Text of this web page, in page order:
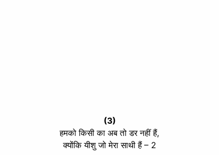
(3)
हमको किसी का अब तो डर नहीं हैं,
क्योंकि यीशु जो मेरा साथी हैं – 2